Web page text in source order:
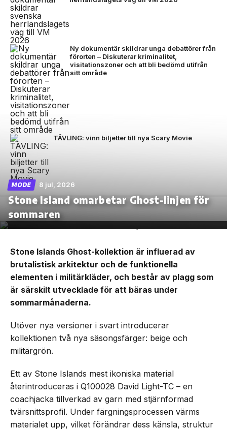
Ny dokumentär skildrar unga debattörer från
förorten – Diskuterar kriminalitet,
visitationszoner och att bli bedömd utifrån
sitt område
TÄVLING: vinn biljetter till nya Scary Movie
MODE 8 jul, 2026
Stone Island omarbetar Ghost-linjen för
sommaren
Stone Islands Ghost-kollektion är influerad av
brutalistisk arkitektur och de funktionella
elementen i militärkläder, och består av plagg som
är särskilt utvecklade för att bäras under
sommarmånaderna.
Utöver nya versioner i svart introducerar
kollektionen två nya säsongsfärger: beige och
militärgrön.
Ett av Stone Islands mest ikoniska material
återintroduceras i Q100028 David Light-TC – en
coachjacka tillverkad av garn med stjärnformad
tvärsnittsprofil. Under färgningsprocessen värms
materialet upp, vilket förändrar dess känsla, struktur